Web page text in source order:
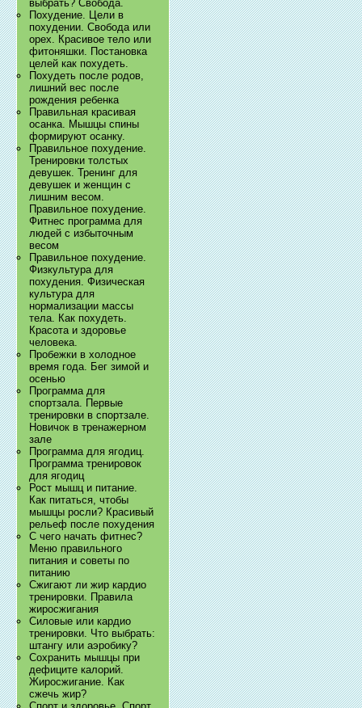
выбрать? Свобода.
Похудение. Цели в
похудении. Свобода или
орех. Красивое тело или
фитоняшки. Постановка
целей как похудеть.
Похудеть после родов,
лишний вес после
рождения ребенка
Правильная красивая
осанка. Мышцы спины
формируют осанку.
Правильное похудение.
Тренировки толстых
девушек. Тренинг для
девушек и женщин с
лишним весом.
Правильное похудение.
Фитнес программа для
людей с избыточным
весом
Правильное похудение.
Физкультура для
похудения. Физическая
культура для
нормализации массы
тела. Как похудеть.
Красота и здоровье
человека.
Пробежки в холодное
время года. Бег зимой и
осенью
Программа для
спортзала. Первые
тренировки в спортзале.
Новичок в тренажерном
зале
Программа для ягодиц.
Программа тренировок
для ягодиц
Рост мышц и питание.
Как питаться, чтобы
мышцы росли? Красивый
рельеф после похудения
С чего начать фитнес?
Меню правильного
питания и советы по
питанию
Сжигают ли жир кардио
тренировки. Правила
жиросжигания
Силовые или кардио
тренировки. Что выбрать:
штангу или аэробику?
Сохранить мышцы при
дефиците калорий.
Жиросжигание. Как
сжечь жир?